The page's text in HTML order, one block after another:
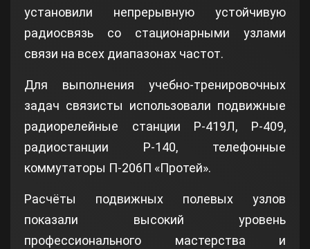
установили непрерывную устойчивую
радиосвязь со стационарными узлами
связи на всех диапазонах частот.
Для выполнения учебно-тренировочных
задач связисты использовали подвижные
радиорелейные станции Р-419Л, Р-409,
радиостанции Р-140, телефонные
коммутаторы П-206П «Протей».
Расчёты подвижных полевых узлов
показали высокий уровень
профессионального мастерства и